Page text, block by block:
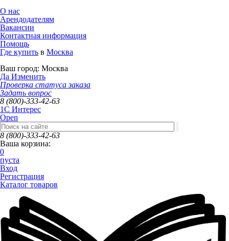
О нас
Арендодателям
Вакансии
Контактная информация
Помощь
Где купить в Москва
Ваш город: Москва
Да Изменить
Проверка статуса заказа
Задать вопрос
8 (800)-333-42-63
1C Интерес
Open
8 (800)-333-42-63
Ваша корзина:
0
пуста
Вход
Регистрация
Каталог товаров